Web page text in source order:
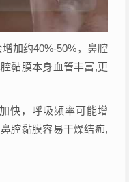
加约40%-50%，鼻腔
黏膜本身血管丰富,更
快，呼吸频率可能增
腔黏膜容易干燥结痂,